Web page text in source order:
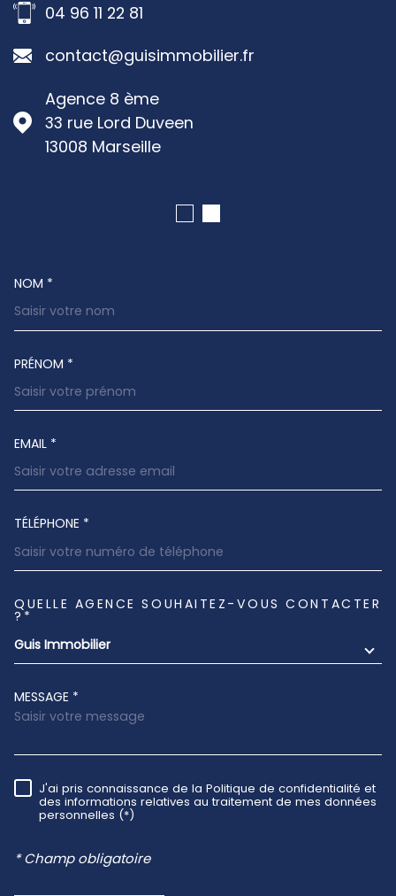
04 96 11 22 81
contact@guisimmobilier.fr
Agence 8 ème
33 rue Lord Duveen
13008
Marseille
TRAD_MELTEM_VOSCOORDONNEES
NOM *
PRÉNOM *
EMAIL *
TÉLÉPHONE *
TRAD_MELTEM_VOREDEMANDE
QUELLE AGENCE SOUHAITEZ-VOUS CONTACTER
?*
Guis Immobilier
MESSAGE *
RÈGLEMENTATION
J'ai pris connaissance de la Politique de confidentialité et
des informations relatives au traitement de mes données
personnelles (*)
* Champ obligatoire